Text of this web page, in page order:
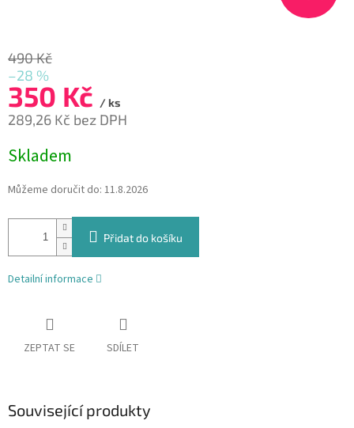
490 Kč
–28 %
350 Kč / ks
289,26 Kč bez DPH
cena:
Skladem
Můžeme doručit do: 11.8.2026
Přidat do košíku
Detailní informace
ZEPTAT SE SDÍLET
Související produkty